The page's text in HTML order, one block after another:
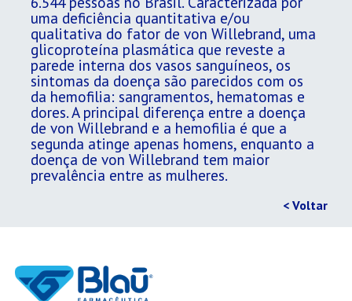
uma deficiência quantitativa e/ou
qualitativa do fator de von Willebrand, uma
glicoproteína plasmática que reveste a
parede interna dos vasos sanguíneos, os
sintomas da doença são parecidos com os
da hemofilia: sangramentos, hematomas e
dores. A principal diferença entre a doença
de von Willebrand e a hemofilia é que a
segunda atinge apenas homens, enquanto a
doença de von Willebrand tem maior
prevalência entre as mulheres.
< Voltar